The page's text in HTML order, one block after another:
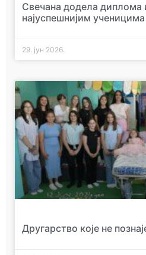
Свечана додела диплома
најуспешнијим ученицима
29. јун 2026.
Другарство које не